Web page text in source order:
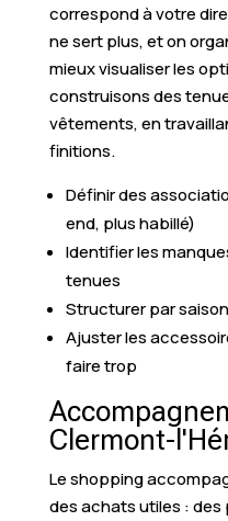
correspond à votre
ne sert plus, et on
mieux visualiser les
construisons des
vêtements, en
finitions.
Définir des
end, plus habillé)
Identifier les
tenues
Structurer par
Ajuster les
faire trop
Clermont-
Le shopping
des achats utiles :